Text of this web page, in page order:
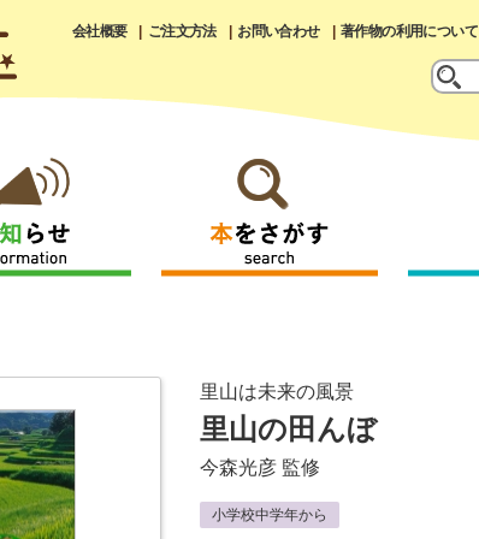
会社概要 ご注文方法 お問い合わせ 著作物の利用について
里山は未来の風景
里山の田んぼ
今森光彦 監修
小学校中学年から